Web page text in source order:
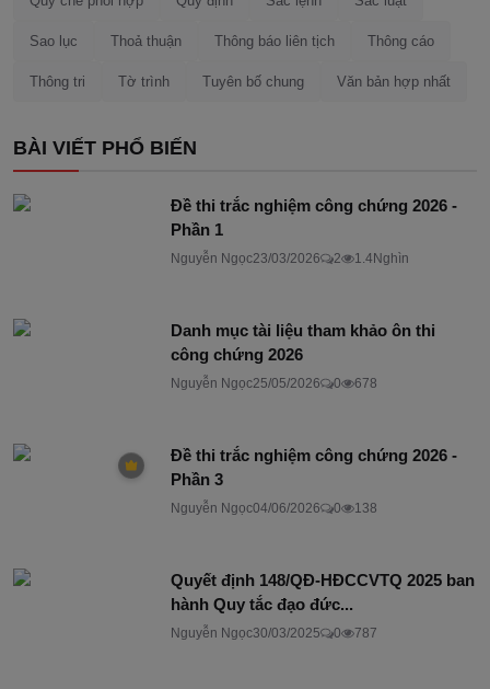
Sao lục Thoả thuận Thông báo liên tịch Thông cáo
Thông tri Tờ trình Tuyên bố chung Văn bản hợp nhất
BÀI VIẾT PHỔ BIẾN
Đề thi trắc nghiệm công chứng 2026 -
Phần 1
Nguyễn Ngọc23/03/2026 2 1.4Nghìn
Danh mục tài liệu tham khảo ôn thi
công chứng 2026
Nguyễn Ngọc25/05/2026 0 678
Đề thi trắc nghiệm công chứng 2026 -
Phần 3
Nguyễn Ngọc04/06/2026 0 138
Quyết định 148/QĐ-HĐCCVTQ 2025 ban
hành Quy tắc đạo đức...
Nguyễn Ngọc30/03/2025 0 787